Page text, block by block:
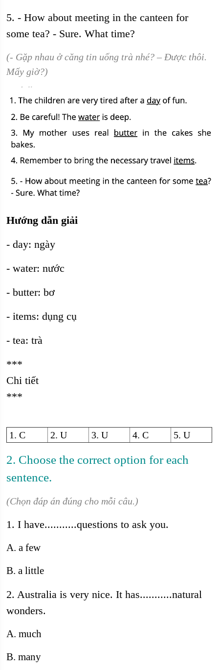
5. - How about meeting in the canteen for
some tea? - Sure. What time?
(- Gặp nhau ở căng tin uống trà nhé? – Được thôi.
Mấy giờ?)
Hướng dẫn giải
- day: ngày
- water: nước
- butter: bơ
- items: dụng cụ
- tea: trà
***
Chi tiết
***
1. C 2. U 3. U 4. C 5. U
2. Choose the correct option for each
sentence.
(Chọn đáp án đúng cho mỗi câu.)
1. I have...........questions to ask you.
A. a few
B. a little
2. Australia is very nice. It has...........natural
wonders.
A. much
B. many